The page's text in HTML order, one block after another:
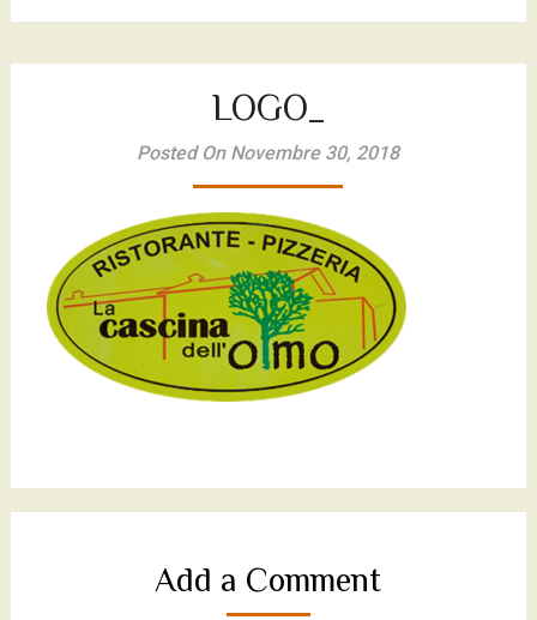
LOGO_
Posted On Novembre 30, 2018
Add a Comment